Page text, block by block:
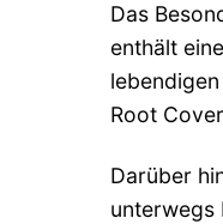
Das
enthält
Root
Darüber
unterwegs